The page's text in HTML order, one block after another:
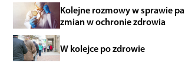
Kolejne rozmowy w sprawie
zmian w ochronie zdrowia
W kolejce po zdrowie